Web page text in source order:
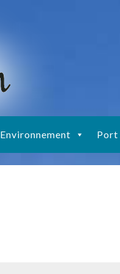
Environnement Port